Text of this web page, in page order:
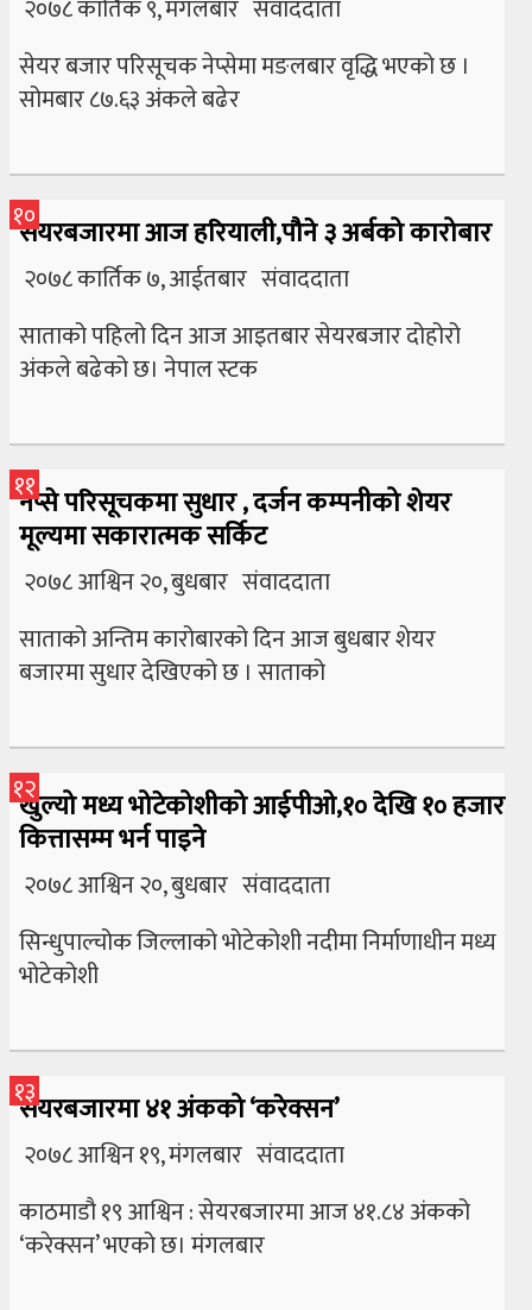
२०७८ कार्तिक ९, मंगलबार संवाददाता
सेयर बजार परिसूचक नेप्सेमा मङलबार वृद्धि भएको छ ।
सोमबार ८७.६३ अंकले बढेर
१०
सेयरबजारमा आज हरियाली,पौने ३ अर्बको कारोबार
२०७८ कार्तिक ७, आईतबार संवाददाता
साताको पहिलो दिन आज आइतबार सेयरबजार दोहोरो
अंकले बढेको छ। नेपाल स्टक
११
नेप्से परिसूचकमा सुधार , दर्जन कम्पनीको शेयर
मूल्यमा सकारात्मक सर्किट
२०७८ आश्विन २०, बुधबार संवाददाता
साताको अन्तिम कारोबारको दिन आज बुधबार शेयर
बजारमा सुधार देखिएको छ । साताको
१२
खुल्यो मध्य भोटेकोशीको आईपीओ,१० देखि १० हजार
कित्तासम्म भर्न पाइने
२०७८ आश्विन २०, बुधबार संवाददाता
सिन्धुपाल्चोक जिल्लाको भोटेकोशी नदीमा निर्माणाधीन मध्य
भोटेकोशी
१३
सेयरबजारमा ४१ अंकको ‘करेक्सन’
२०७८ आश्विन १९, मंगलबार संवाददाता
काठमाडौ १९ आश्विन : सेयरबजारमा आज ४१.८४ अंकको
‘करेक्सन’ भएको छ। मंगलबार